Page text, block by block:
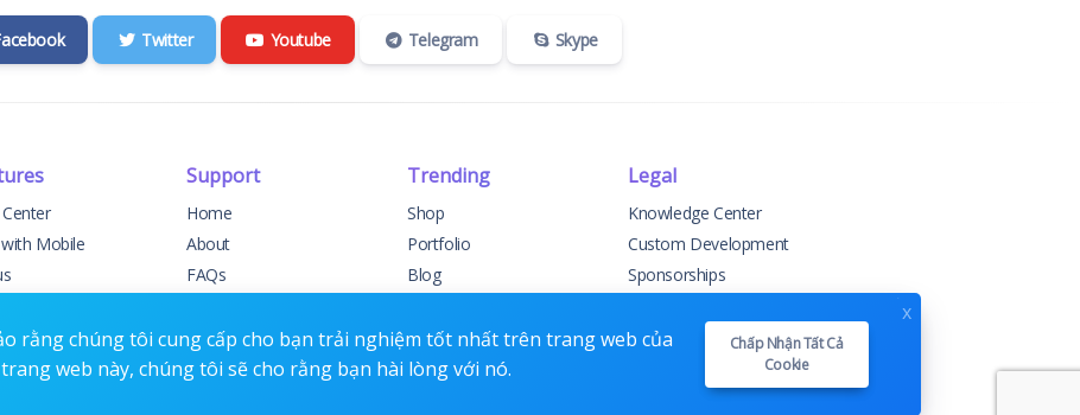
Twitter Youtube Telegram Skype
Mobile
Support
Support
Home
About
FAQs
Contact
Trending
Shop
Portfolio
Blog
Forums
Legal
Knowledge Center
Custom Development
Sponsorships
Privacy Policy
rằng chúng tôi cung cấp cho bạn trải nghiệm tốt nhất trên trang web của
web này, chúng tôi sẽ cho rằng bạn hài lòng với nó.
Chấp Nhận Tất Cả
Cookie
x